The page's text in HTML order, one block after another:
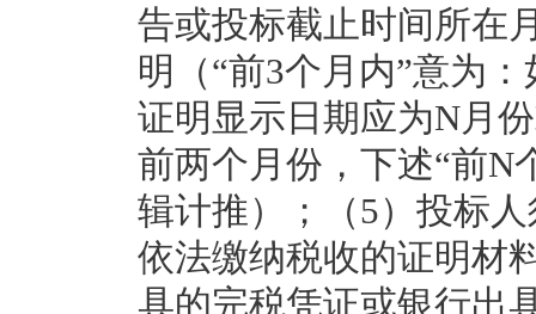
告或投标截止时间所在
明（“前3个月内”意为
证明显示日期应为N月
前两个月份，下述“前N
辑计推）；（5）投标
依法缴纳税收的证明材
具的完税凭证或银行出